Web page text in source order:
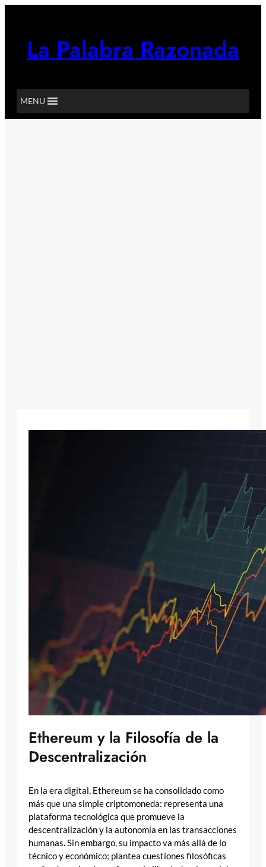
La Palabra Razonada
MENU
Ethereum y la Filosofía de la
Descentralización
En la era digital, Ethereum se ha consolidado como
más que una simple criptomoneda: representa una
plataforma tecnológica que promueve la
descentralización y la autonomía en las transacciones
humanas. Sin embargo, su impacto va más allá de lo
técnico y económico; plantea cuestiones filosóficas